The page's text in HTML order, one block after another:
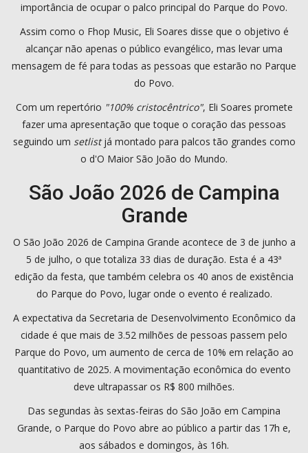
importância de ocupar o palco principal do Parque do Povo.
Assim como o Fhop Music, Eli Soares disse que o objetivo é
alcançar não apenas o público evangélico, mas levar uma
mensagem de fé para todas as pessoas que estarão no Parque
do Povo.
Com um repertório "100% cristocêntrico", Eli Soares promete
fazer uma apresentação que toque o coração das pessoas
seguindo um setlistjá montado para palcos tão grandes como
o d'O Maior São João do Mundo.
São João 2026 de Campina
Grande
O São João 2026 de Campina Grande acontece de 3 de junho a
5 de julho, o que totaliza 33 dias de duração. Esta é a 43ª
edição da festa, que também celebra os 40 anos de existência
do Parque do Povo, lugar onde o evento é realizado.
A expectativa da Secretaria de Desenvolvimento Econômico da
cidade é que mais de 3.52 milhões de pessoas passem pelo
Parque do Povo, um aumento de cerca de 10% em relação ao
quantitativo de 2025. A movimentação econômica do evento
deve ultrapassar os R$ 800 milhões.
Das segundas às sextas-feiras do São João em Campina
Grande, o Parque do Povo abre ao público a partir das 17h e,
aos sábados e domingos, às 16h.